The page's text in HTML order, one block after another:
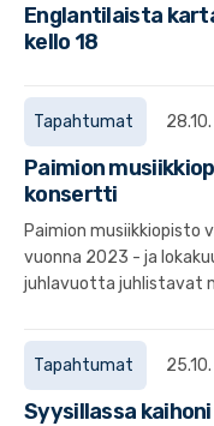
Englantilaista
kello 18
Tapahtumat
Paimion
konsertti
Paimion
vuonna 2023 - ja
juhlavuotta juhlistavat
Tapahtumat
Syysillassa